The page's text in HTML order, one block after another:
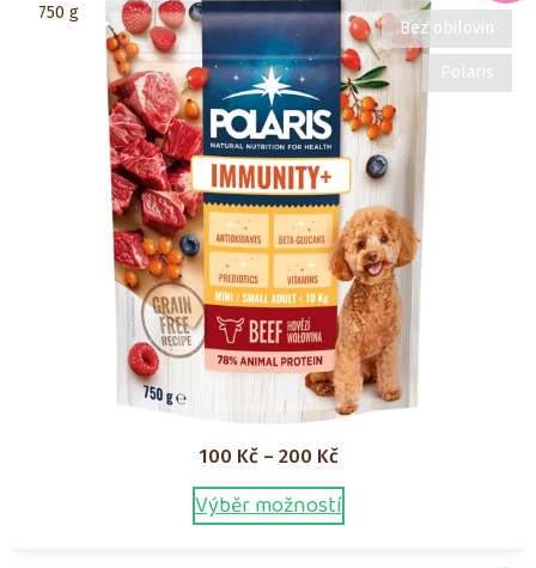
Bez obilovin
Polaris
750 g
100 Kč – 200 KčRozpětí
cen:
100 Kč
Výběr možností
produkt